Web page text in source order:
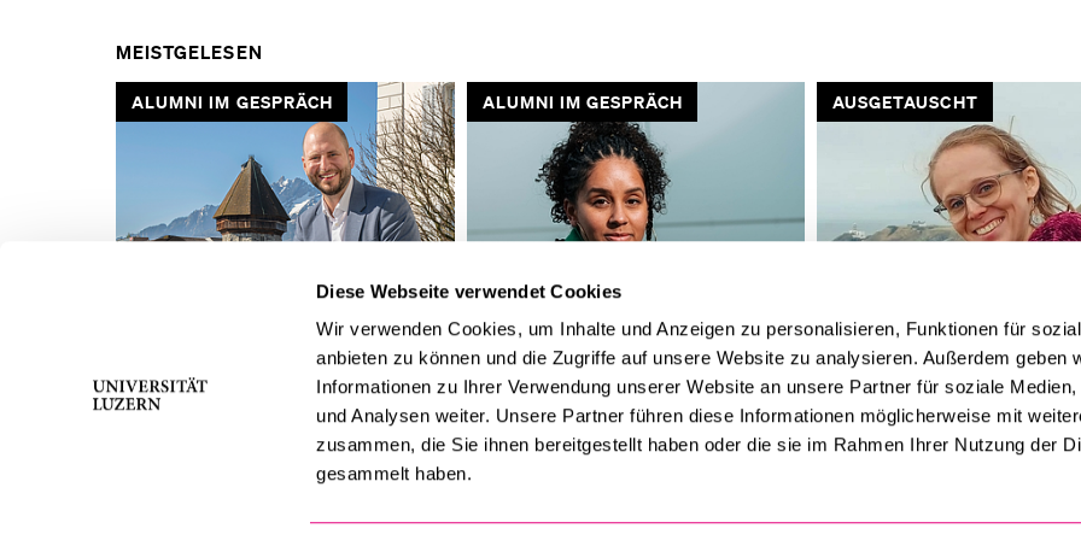
Diese Webseite verwendet Cookies
Wir verwenden Cookies, um Inhalte und Anzeigen zu personalisieren, Funktionen für
anbieten zu können und die Zugriffe auf unsere Website zu analysieren. Außerdem geben
Informationen zu Ihrer Verwendung unserer Website an unsere Partner für soziale Medien,
und Analysen weiter. Unsere Partner führen diese Informationen möglicherweise mit
zusammen, die Sie ihnen bereitgestellt haben oder die sie im Rahmen Ihrer Nutzung der
gesammelt haben.
MEISTGELESEN
ALUMNI IM GESPRÄCH
«Karriere ist ein Weg – kein
Sprung»
ALUMNI IM GESPRÄCH
«Entscheidend ist der Mut,
anzufangen»
AUSGETAUSCHT
«Busfahren in Irland ist ein
Abenteuer»
VORHERIGE
ANZEIGEN